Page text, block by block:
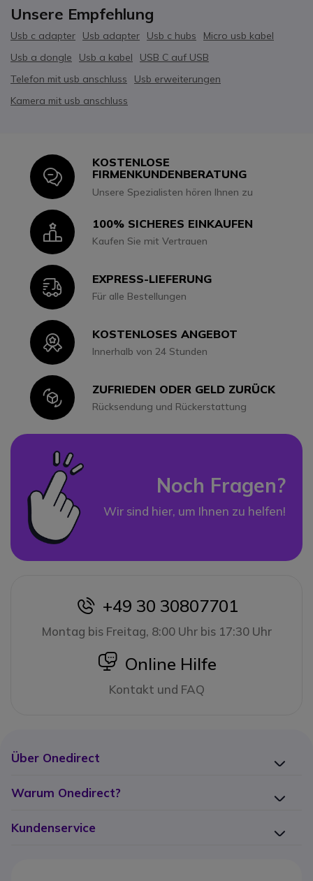
Unsere Empfehlung
Usb c adapter Usb adapter Usb c hubs
Micro usb kabel
Usb a dongle
Usb a kabel
USB C auf USB
Telefon mit usb anschluss
Usb erweiterungen
Kamera mit usb anschluss
Icon
KOSTENLOSE
FIRMENKUNDENBERATUNG
Unsere Spezialisten hören Ihnen zu
Icon100% SICHERES EINKAUFEN
Kaufen Sie mit Vertrauen
IconEXPRESS-LIEFERUNG
Für alle Bestellungen
IconKOSTENLOSES ANGEBOT
Innerhalb von 24 Stunden
IconZUFRIEDEN ODER GELD ZURÜCK
Rücksendung und Rückerstattung
Noch Fragen?
Wir sind hier, um Ihnen zu helfen!
icon
+49 30 30807701
Montag bis Freitag, 8:00 Uhr bis 17:30 Uhr
icon
Online Hilfe
Kontakt und FAQ
Über Onedirect
Warum Onedirect?
Kundenservice